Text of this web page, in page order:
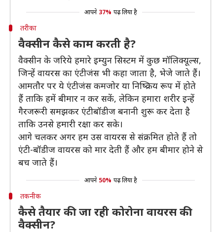
आपने 37% पढ़ लिया है
तरीका
वैक्सीन कैसे काम करती है?
वैक्सीन के जरिये हमारे इम्युन सिस्टम में कुछ मॉलिक्यूल्स,
जिन्हें वायरस का एंटीजंस भी कहा जाता है, भेजे जाते हैं।
आमतौर पर ये एंटीजंस कमजोर या निष्क्रिय रूप में होते
हैं ताकि हमें बीमार न कर सकें, लेकिन हमारा शरीर इन्हें
गैरजरूरी समझकर एंटीबॉडीज बनानी शुरू कर देता है
ताकि उनसे हमारी रक्षा कर सके।
आगे चलकर अगर हम उस वायरस से संक्रमित होते हैं तो
एंटी-बॉडीज वायरस को मार देती हैं और हम बीमार होने से
बच जाते हैं।
आपने 50% पढ़ लिया है
तकनीक
कैसे तैयार की जा रही कोरोना वायरस की
वैक्सीन?